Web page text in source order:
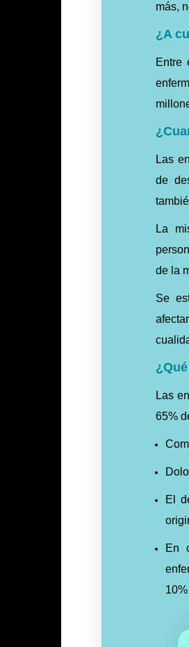
más,
¿A
Entre
Las
de
La
de la
Se
Las
65%
El
En